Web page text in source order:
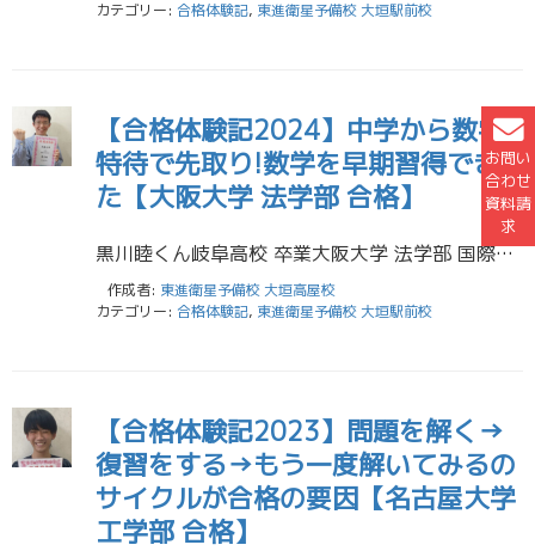
お問い
合わせ
資料請
求
カテゴリー: 合格体験記, 東進衛星予備校 大垣駅前校
【合格体験記2024】中学から数学
特待で先取り!数学を早期習得でき
た【大阪大学 法学部 合格】
黒川睦くん岐阜高校 卒業大阪大学 法学部 国際公共政策学科 合格 僕は中学のころから数学特待を使って数学の先取りを進めました。そのおかげで学校の授業でもあまり苦労はしませんでしたし、定期テストにもある程度余裕をもって取り […]
作成者: 東進衛星予備校 大垣高屋校
カテゴリー: 合格体験記, 東進衛星予備校 大垣駅前校
【合格体験記2023】問題を解く→
復習をする→もう一度解いてみるの
サイクルが合格の要因【名古屋大学
工学部 合格】